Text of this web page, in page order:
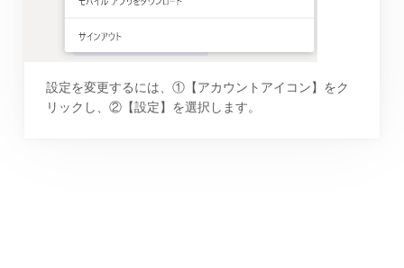
設定を変更するには、①【アカウントアイコン】をク
リックし、②【設定】を選択します。